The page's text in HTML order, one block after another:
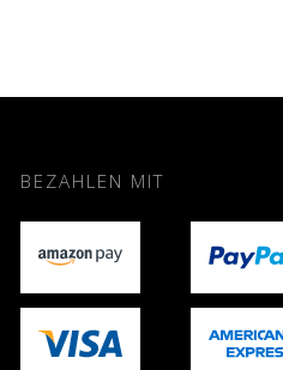
BEZAHLEN MIT